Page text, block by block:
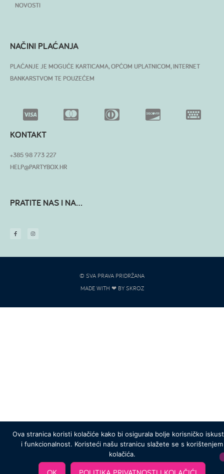
NOVOSTI
NAČINI PLAĆANJA
PLAĆANJE JE MOGUĆE KARTICAMA, OPĆOM UPLATNICOM, INTERNET
BANKARSTVOM TE POUZEĆEM
KONTAKT
+385 98 773 227
HELP@PARTYBOX.HR
PRATITE NAS I NA...
© SVA PRAVA PRIDRŽANA
MADE WITH ❤ BY SKROZ
Ova stranica koristi kolačiće kako bi osigurala bolje korisničko
i funkcionalnost. Koristeći našu stranicu slažete se s korištenjem
kolačića.